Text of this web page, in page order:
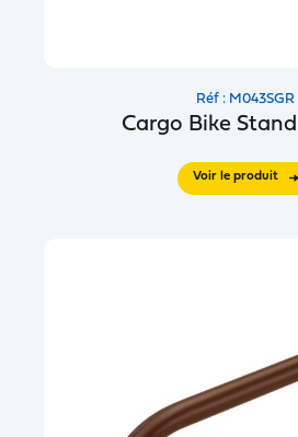
Réf : M043SGR
Cargo Bike
Voir le produit